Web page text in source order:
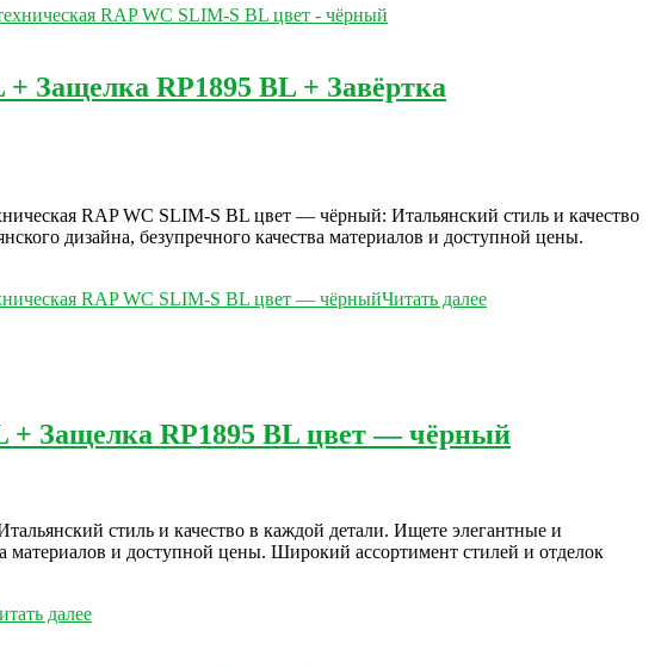
Защелка RP1895 BL + Завёртка
RAP WC SLIM-S BL цвет — чёрный: Итальянский стиль и качество
дизайна, безупречного качества материалов и доступной цены.
RAP WC SLIM-S BL цвет — чёрныйЧитать далее
+ Защелка RP1895 BL цвет — чёрный
стиль и качество в каждой детали. Ищете элегантные и
материалов и доступной цены. Широкий ассортимент стилей и отделок
далее